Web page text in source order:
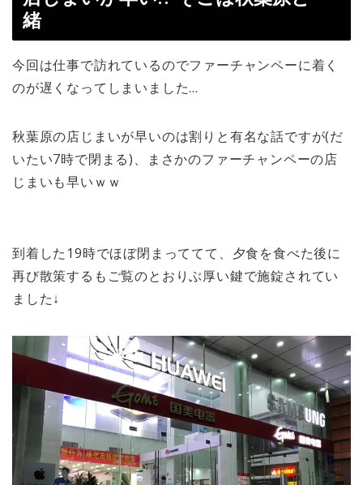
緒
今回は仕事で訪れているのでファーチャンペーに着く
のが遅くなってしまいました…
秋葉原の店じまいが早いのは割りと有名な話ですが(だ
いたい7時で閉まる)、まさかのファーチャンペーの店
じまいも早いｗｗ
到着した19時でほぼ閉まっててて、夕食を食べた後に
再び散策するもご覧のとおりぶ厚い鍵で施錠されてい
ました↓